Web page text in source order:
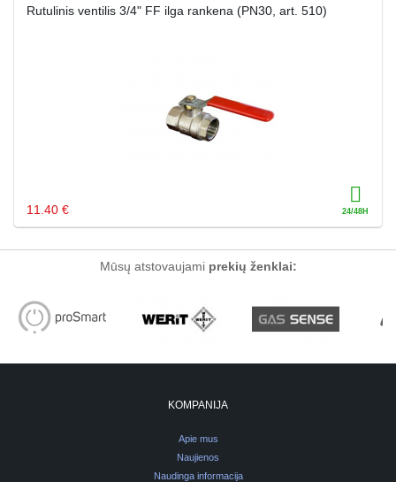
Rutulinis ventilis 3/4" FF ilga rankena (PN30, art. 510)
11.40 €
Mūsų atstovaujami prekių ženklai:
KOMPANIJA
Apie mus
Naujienos
Naudinga informacija